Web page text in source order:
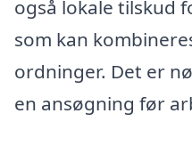
også lokale tilskud
som kan
ordninger. Det er
en ansøgning før